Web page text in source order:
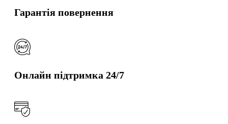
Гарантія повернення
Онлайн підтримка 24/7